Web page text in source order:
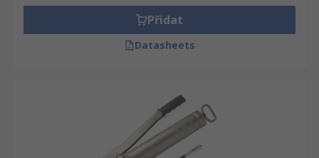
Přidat
Datasheets